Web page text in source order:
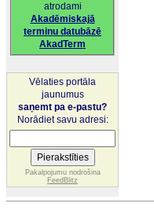
atrodami
Akadēmiskajā
terminu datubāzē
AkadTerm
Vēlaties portāla
jaunumus
saņemt pa e-pastu?
Norādiet savu adresi:
Pakalpojumu nodrošina
FeedBlitz